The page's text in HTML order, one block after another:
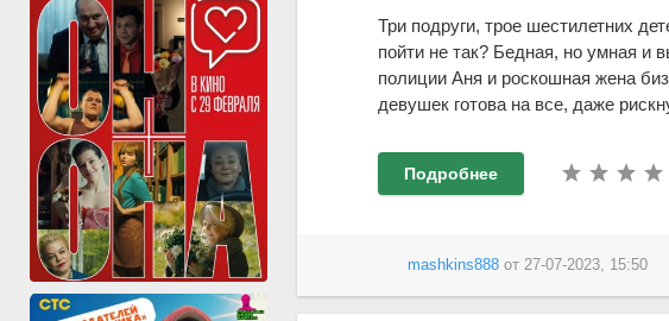
Три подруги, трое шестилетних
пойти не так? Бедная, но умная и
полиции Аня и роскошная жена
девушек готова на все, даже
Подробнее
mashkins888от 27-07-2023, 15:50